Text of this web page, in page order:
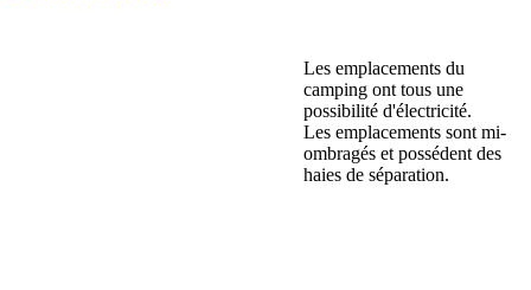
Les emplacements du
camping ont tous une
possibilité d'électricité.
Les emplacements sont mi-
ombragés et possédent des
haies de séparation.